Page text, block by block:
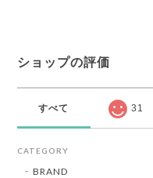
ショップの評価
すべて 31
CATEGORY
BRAND